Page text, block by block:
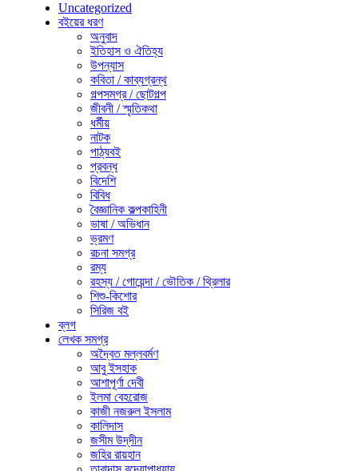
Uncategorized
বইয়ের ধরণ
অনুবাদ
ইতিহাস ও ঐতিহ্য
উপন্যাস
কবিতা / কাব্যগ্রন্থ
গল্পসমগ্র / ছোটগল্প
জীবনী / স্মৃতিকথা
ধর্মীয়
নাটক
পাঠ্যবই
প্রবন্ধ
বিদেশি
বিবিধ
বৈজ্ঞানিক কল্পকাহিনী
ভাষা / অভিধান
ভ্রমণ
রচনা সমগ্র
রম্য
রহস্য / গোয়েন্দা / ভৌতিক / থ্রিলার
শিশু-কিশোর
সিরিজ বই
ব্লগ
লেখক সমগ্র
অদ্বৈত মল্লবর্মণ
আবু ইসহাক
আশাপূর্ণা দেবী
ইলমা বেহরোজ
কাজী নজরুল ইসলাম
কালিদাস
জসীম উদ্‌দীন
জহির রায়হান